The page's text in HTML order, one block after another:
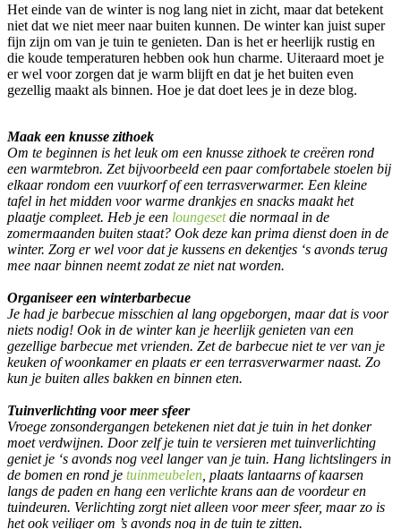
Het einde van de winter is nog lang niet in zicht, maar dat betekent
niet dat we niet meer naar buiten kunnen. De winter kan juist super
fijn zijn om van je tuin te genieten. Dan is het er heerlijk rustig en
die koude temperaturen hebben ook hun charme. Uiteraard moet je
er wel voor zorgen dat je warm blijft en dat je het buiten even
gezellig maakt als binnen. Hoe je dat doet lees je in deze blog.
Maak een knusse zithoek
Om te beginnen is het leuk om een knusse zithoek te creëren rond
een warmtebron. Zet bijvoorbeeld een paar comfortabele stoelen bij
elkaar rondom een vuurkorf of een terrasverwarmer. Een kleine
tafel in het midden voor warme drankjes en snacks maakt het
plaatje compleet. Heb je een loungesetdie normaal in de
zomermaanden buiten staat? Ook deze kan prima dienst doen in de
winter. Zorg er wel voor dat je kussens en dekentjes ‘s avonds terug
mee naar binnen neemt zodat ze niet nat worden.
Organiseer een winterbarbecue
Je had je barbecue misschien al lang opgeborgen, maar dat is voor
niets nodig! Ook in de winter kan je heerlijk genieten van een
gezellige barbecue met vrienden. Zet de barbecue niet te ver van je
keuken of woonkamer en plaats er een terrasverwarmer naast. Zo
kun je buiten alles bakken en binnen eten.
Tuinverlichting voor meer sfeer
Vroege zonsondergangen betekenen niet dat je tuin in het donker
moet verdwijnen. Door zelf je tuin te versieren met tuinverlichting
geniet je ‘s avonds nog veel langer van je tuin. Hang lichtslingers in
de bomen en rond je tuinmeubelen , plaats lantaarns of kaarsen
langs de paden en hang een verlichte krans aan de voordeur en
tuindeuren. Verlichting zorgt niet alleen voor meer sfeer, maar zo is
het ook veiliger om ’s avonds nog in de tuin te zitten.